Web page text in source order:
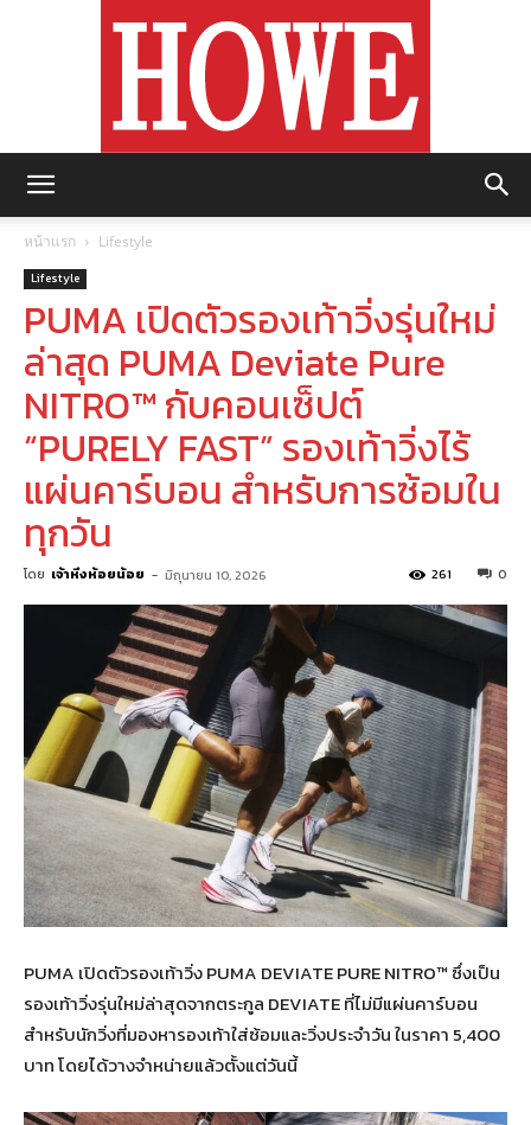
หน้าแรก Lifestyle
Lifestyle
PUMA เปิดตัวรองเท้าวิ่งรุ่นใหม่
ล่าสุด PUMA Deviate Pure
NITRO™ กับคอนเซ็ปต์
“PURELY FAST” รองเท้าวิ่งไร้
แผ่นคาร์บอน สำหรับการซ้อมใน
ทุกวัน
โดย เจ้าหิ่งห้อยน้อย - มิถุนายน 10, 2026 0
261
PUMA เปิดตัวรองเท้าวิ่ง PUMA DEVIATE PURE NITRO™ ซึ่งเป็น
รองเท้าวิ่งรุ่นใหม่ล่าสุดจากตระกูล DEVIATE ที่ไม่มีแผ่นคาร์บอน
สำหรับนักวิ่งที่มองหารองเท้าใส่ซ้อมและวิ่งประจำวัน ในราคา 5,400
บาท โดยได้วางจำหน่ายแล้วตั้งแต่วันนี้